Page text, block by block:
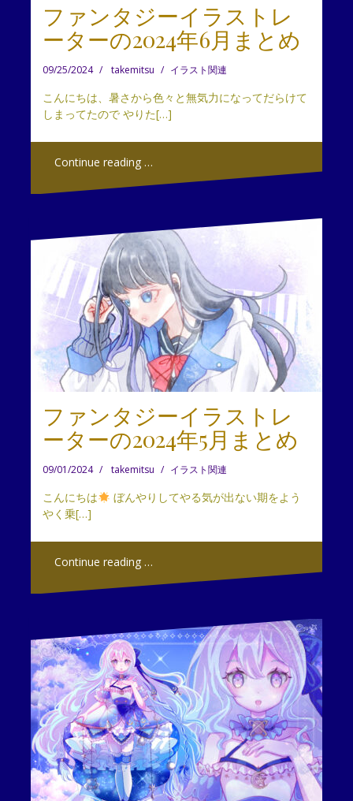
ファンタジーイラストレ
ーターの2024年6月まとめ
09/25/2024 takemitsu イラスト関連
こんにちは、暑さから色々と無気力になってだらけて
しまってたので やりた[…]
Continue reading …
ファンタジーイラストレ
ーターの2024年5月まとめ
09/01/2024 takemitsu イラスト関連
こんにちは
ぼんやりしてやる気が出ない期をよう
やく乗[…]
Continue reading …